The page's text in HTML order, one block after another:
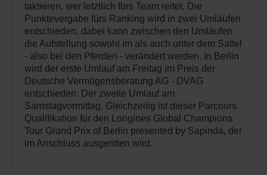
taktieren, wer letztlich fürs Team reitet. Die
Punktevergabe fürs Ranking wird in zwei Umläufen
entschieden, dabei kann zwischen den Umläufen
die Aufstellung sowohl im als auch unter dem Sattel
- also bei den Pferden - verändert werden. In Berlin
wird der erste Umlauf am Freitag im Preis der
Deutsche Vermögensberatung AG - DVAG
entschieden. Der zweite Umlauf am
Samstagvormittag. Gleichzeitig ist dieser Parcours
Qualifikation für den Longines Global Champions
Tour Grand Prix of Berlin presented by Sapinda, der
im Anschluss ausgeritten wird.